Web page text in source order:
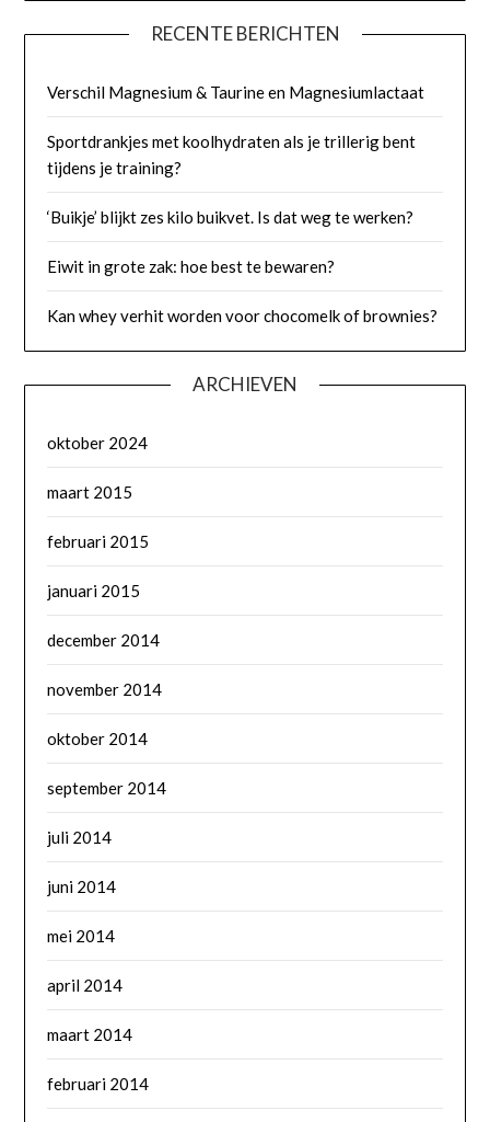
RECENTE BERICHTEN
Verschil Magnesium & Taurine en Magnesiumlactaat
Sportdrankjes met koolhydraten als je trillerig bent
tijdens je training?
‘Buikje’ blijkt zes kilo buikvet. Is dat weg te werken?
Eiwit in grote zak: hoe best te bewaren?
Kan whey verhit worden voor chocomelk of brownies?
ARCHIEVEN
oktober 2024
maart 2015
februari 2015
januari 2015
december 2014
november 2014
oktober 2014
september 2014
juli 2014
juni 2014
mei 2014
april 2014
maart 2014
februari 2014